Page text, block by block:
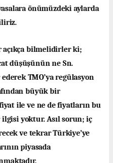
önümüzdeki aylarda
bilmelidirler ki;
düşüşünün ne Sn.
TMO’ya regülasyon
büyük bir
ile ve ne de fiyatların bu
yoktur. Asıl sorun; iç
ve tekrar Türkiye’ye
piyasada